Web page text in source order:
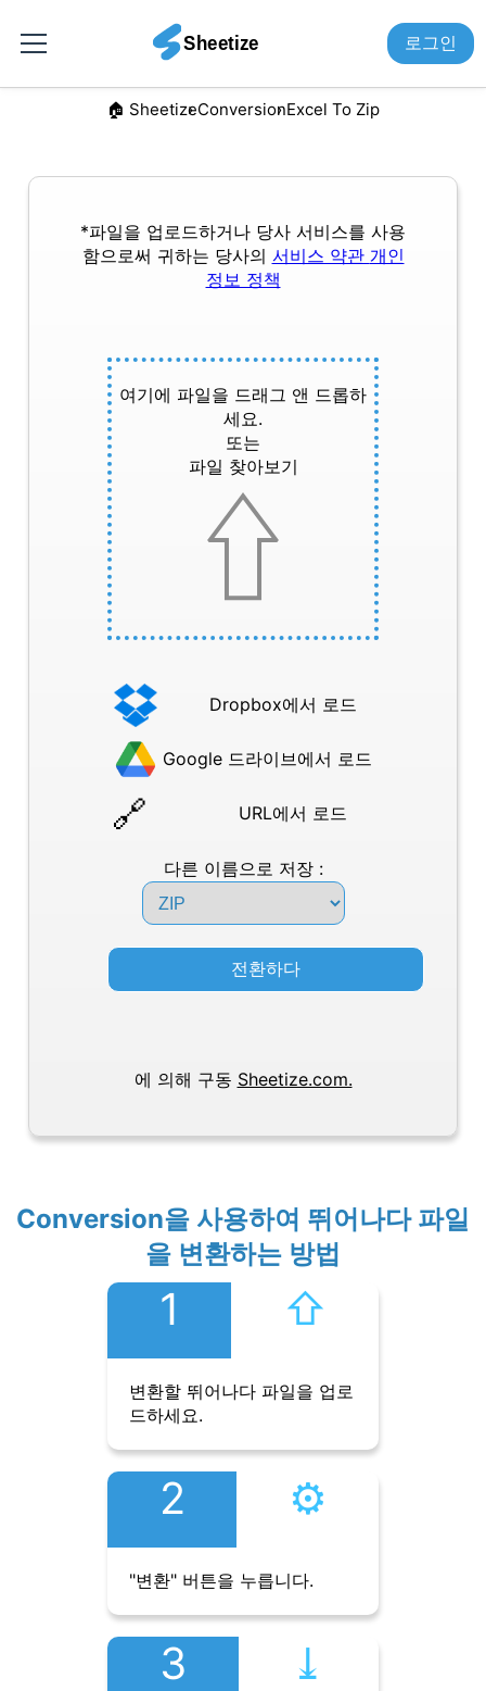
로그인
🏠︎ SheetizeConversionExcel To Zip
*파일을 업로드하거나 당사 서비스를 사용
함으로써 귀하는 당사의 서비스 약관 개인
정보 정책
여기에 파일을 드래그 앤 드롭하
세요.
또는
파일 찾아보기
Dropbox에서 로드
Google 드라이브에서 로드
URL에서 로드
다른 이름으로 저장 :
전환하다
에 의해 구동 Sheetize.com.
Conversion을 사용하여 뛰어나다 파일
을 변환하는 방법
1 ⇧︎
변환할 뛰어나다 파일을 업로
드하세요.
2 ⚙︎
"변환" 버튼을 누릅니다.
3 ⤓︎